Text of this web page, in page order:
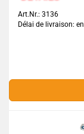
Art.Nr.: 3136
Délai de livraison: